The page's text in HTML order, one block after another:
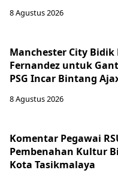
8 Agustus 2026
Manchester City Bidik
Fernandez untuk
PSG Incar Bintang
8 Agustus 2026
Komentar Pegawai
Pembenahan Kultur
Kota Tasikmalaya